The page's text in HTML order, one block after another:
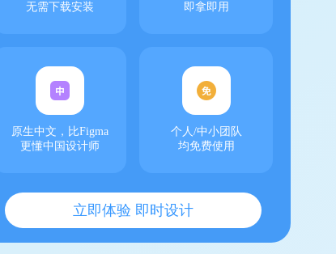
无需下载安装
即拿即用
原生中文，比Figma
更懂中国设计师
个人/中小团队
均免费使用
立即体验 即时设计